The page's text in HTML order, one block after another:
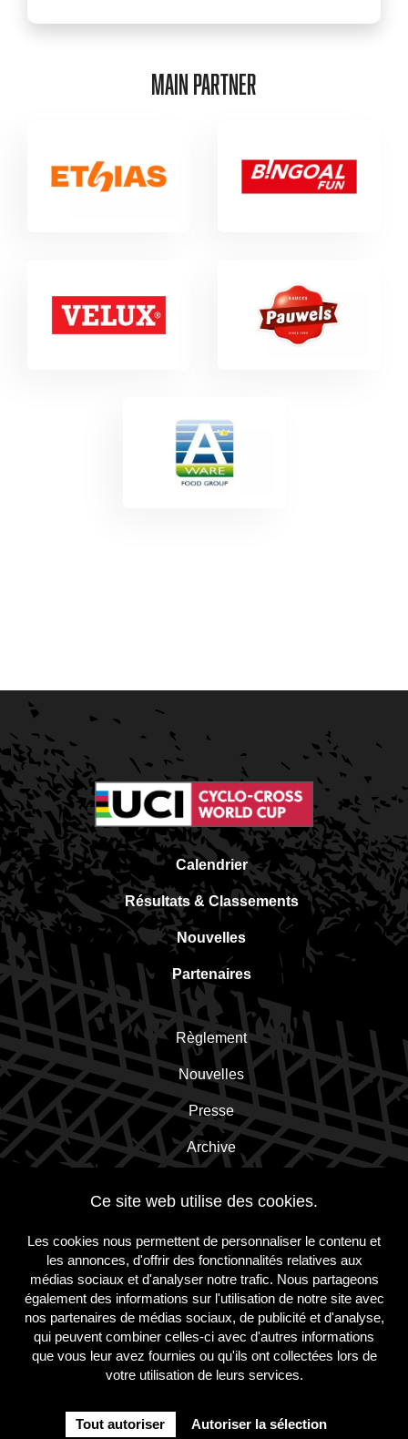
Ce site web utilise des cookies.
Les cookies nous permettent de personnaliser le contenu et
les annonces, d'offrir des fonctionnalités relatives aux
médias sociaux et d'analyser notre trafic. Nous partageons
également des informations sur l'utilisation de notre site avec
nos partenaires de médias sociaux, de publicité et d'analyse,
qui peuvent combiner celles-ci avec d'autres informations
que vous leur avez fournies ou qu'ils ont collectées lors de
votre utilisation de leurs services.
Tout autoriser Autoriser la sélection
MAIN PARTNER
Calendrier
Résultats & Classements
Nouvelles
Partenaires
Règlement
Nouvelles
Presse
Archive
Inscrivez-vous à la newsletter!
S'inscrire
sur
Facebook
sur
Twitter Instagram